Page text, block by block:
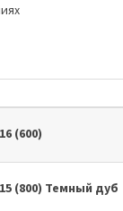
(600)
(800) Темный дуб